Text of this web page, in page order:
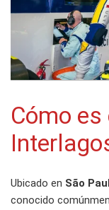
Cómo
Ubicado en São
conocido